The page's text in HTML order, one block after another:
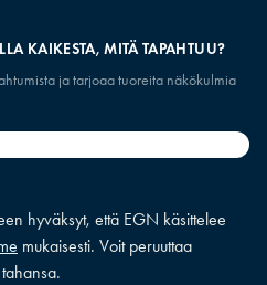
KAIKESTA, MITÄ TAPAHTUU?
ja tarjoaa tuoreita näkökulmia
hyväksyt, että EGN käsittelee
mukaisesti. Voit peruuttaa